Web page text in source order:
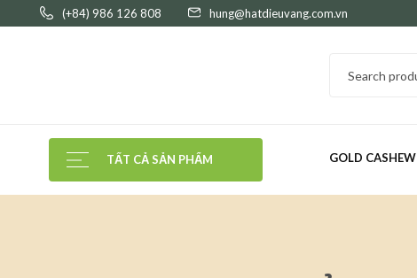
(+84) 986 126 808 hung@hatdieuvang.com.vn
TẤT CẢ SẢN PHẨM GOLD CASHEW